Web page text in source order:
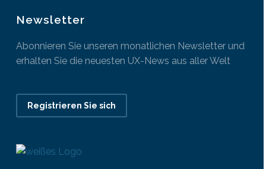
Newsletter
Abonnieren Sie unseren monatlichen Newsletter und
erhalten Sie die neuesten UX-News aus aller Welt
Registrieren Sie sich